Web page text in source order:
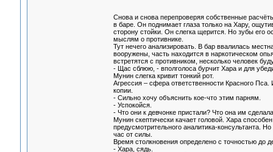
Снова и снова перепроверяя собственные
в баре. Он поднимает глаза только на Хару,
сторону стойки. Он слегка щерится. Но зубы его
мыслям о противнике.
Тут нечего анализировать. В бар ввалилась
вооружены, часть находится в наркотическом
встретятся с противником, несколько человек
- Щас сблюю, - вполголоса бурчит Хара и для
Мунин слегка кривит тонкий рот.
Агрессия – сфера ответственности Красного
копии.
- Сильно хочу объяснить кое-что этим парням.
- Успокойся.
- Что они к девчонке пристали? Что она им
Мунин скептически качает головой. Хара
предусмотрительного аналитика-консультанта.
час от силы.
Время столкновения определено с точностью до
- Хара, сядь.